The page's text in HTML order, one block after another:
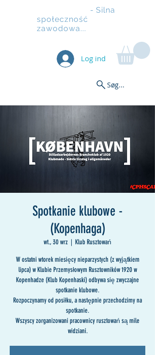
- Silna
społeczność
zawodowa...
Log ind
Søg...
Spotkanie klubowe -
(Kopenhaga)
wt., 30 wrz
  |
Klub Rusztowań
W ostatni wtorek miesięcy nieparzystych (z wyjątkiem
lipca) w Klubie Przemysłowym Rusztowników 1920 w
Kopenhadze (Klub Kopenhaski) odbywa się zwyczajne
spotkanie klubowe.
Rozpoczynamy od posiłku, a następnie przechodzimy na
spotkanie.
Wszyscy zorganizowani pracownicy rusztowań są mile
widziani.